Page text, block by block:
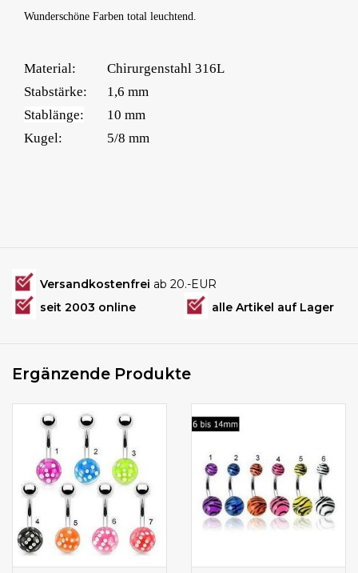
Wunderschöne Farben total leuchtend.
Material:
Chirurgenstahl 316L
Stabstärke:
1,6 mm
Stablänge:
10 mm
Kugel:
5/8 mm
Versandkostenfrei ab 20.-EUR
seit 2003 online
alle Artikel auf Lager
Ergänzende Produkte